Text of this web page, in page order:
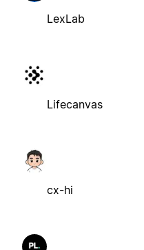
LexLab
Lifecanvas
cx-hi